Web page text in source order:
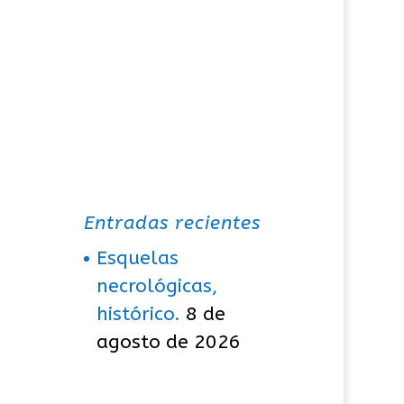
Entradas recientes
Esquelas
necrológicas,
histórico. 8 de
agosto de 2026